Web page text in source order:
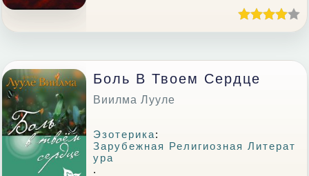
Боль В Твоем Сердце
Виилма Лууле
Эзотерика:
Зарубежная Религиозная Литерат
Ура
.